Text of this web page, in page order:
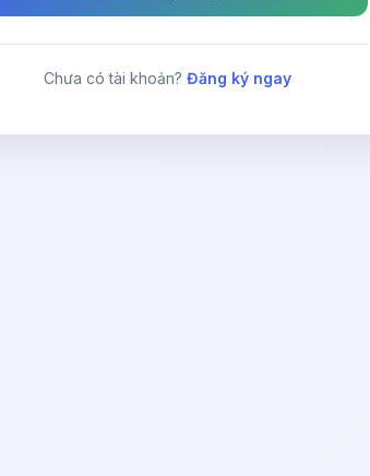
Chưa có tài khoản? Đăng ký ngay